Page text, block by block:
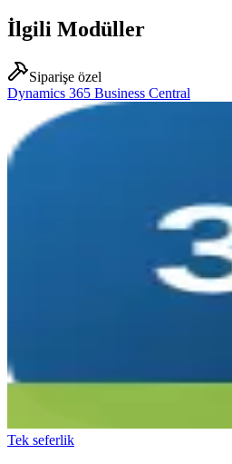
İlgili Modüller
Siparişe özel
Dynamics 365 Business Central
Tek seferlik